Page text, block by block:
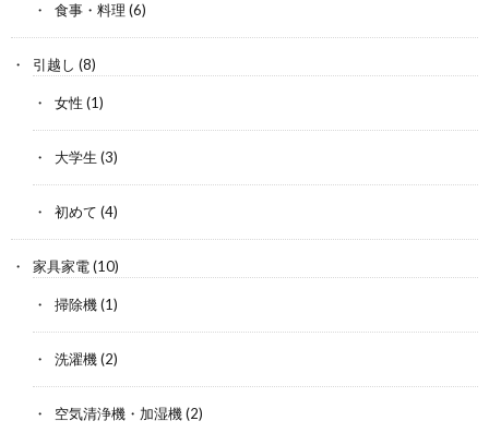
食事・料理 (6)
引越し (8)
女性 (1)
大学生 (3)
初めて (4)
家具家電(10)
掃除機(1)
洗濯機(2)
空気清浄機・加湿機(2)